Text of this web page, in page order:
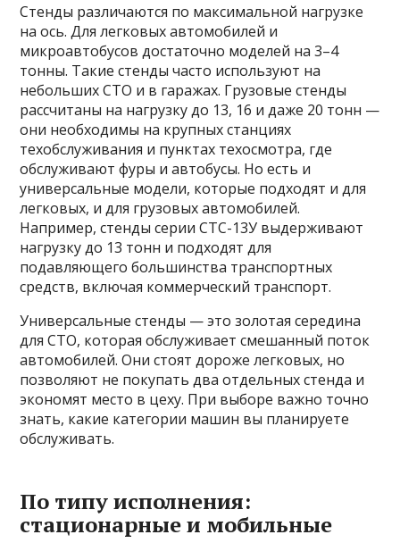
Стенды различаются по максимальной нагрузке
на ось. Для легковых автомобилей и
микроавтобусов достаточно моделей на 3–4
тонны. Такие стенды часто используют на
небольших СТО и в гаражах. Грузовые стенды
рассчитаны на нагрузку до 13, 16 и даже 20 тонн —
они необходимы на крупных станциях
техобслуживания и пунктах техосмотра, где
обслуживают фуры и автобусы. Но есть и
универсальные модели, которые подходят и для
легковых, и для грузовых автомобилей.
Например, стенды серии СТС-13У выдерживают
нагрузку до 13 тонн и подходят для
подавляющего большинства транспортных
средств, включая коммерческий транспорт.
Универсальные стенды — это золотая середина
для СТО, которая обслуживает смешанный поток
автомобилей. Они стоят дороже легковых, но
позволяют не покупать два отдельных стенда и
экономят место в цеху. При выборе важно точно
знать, какие категории машин вы планируете
обслуживать.
По типу исполнения:
стационарные и мобильные